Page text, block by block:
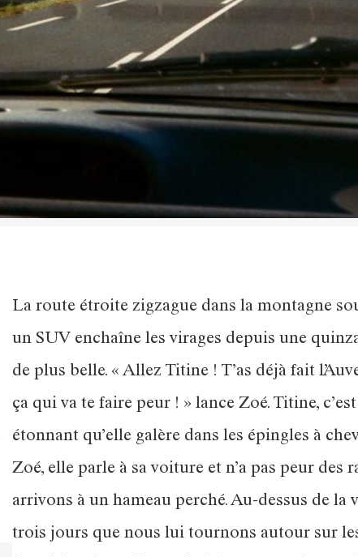
La route étroite zigzague dans la montagne
un SUV enchaîne les virages depuis une
de plus belle. « Allez Titine ! T’as déjà fait
ça qui va te faire peur ! » lance Zoé. Titine,
étonnant qu’elle galère dans les épingles à
Zoé, elle parle à sa voiture et n’a pas peur
arrivons à un hameau perché. Au-dessus de
trois jours que nous lui tournons autour sur